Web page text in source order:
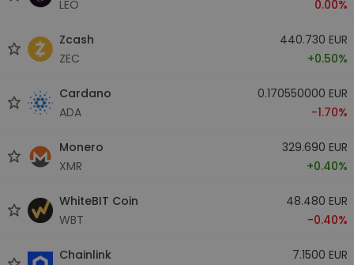
LEO
0.00%
Zcash
ZEC
440.730 EUR
+0.50%
Cardano
ADA
0.170550000 EUR
-1.70%
Monero
XMR
329.690 EUR
+0.40%
WhiteBIT Coin
WBT
48.480 EUR
-0.40%
Chainlink
7.1500 EUR